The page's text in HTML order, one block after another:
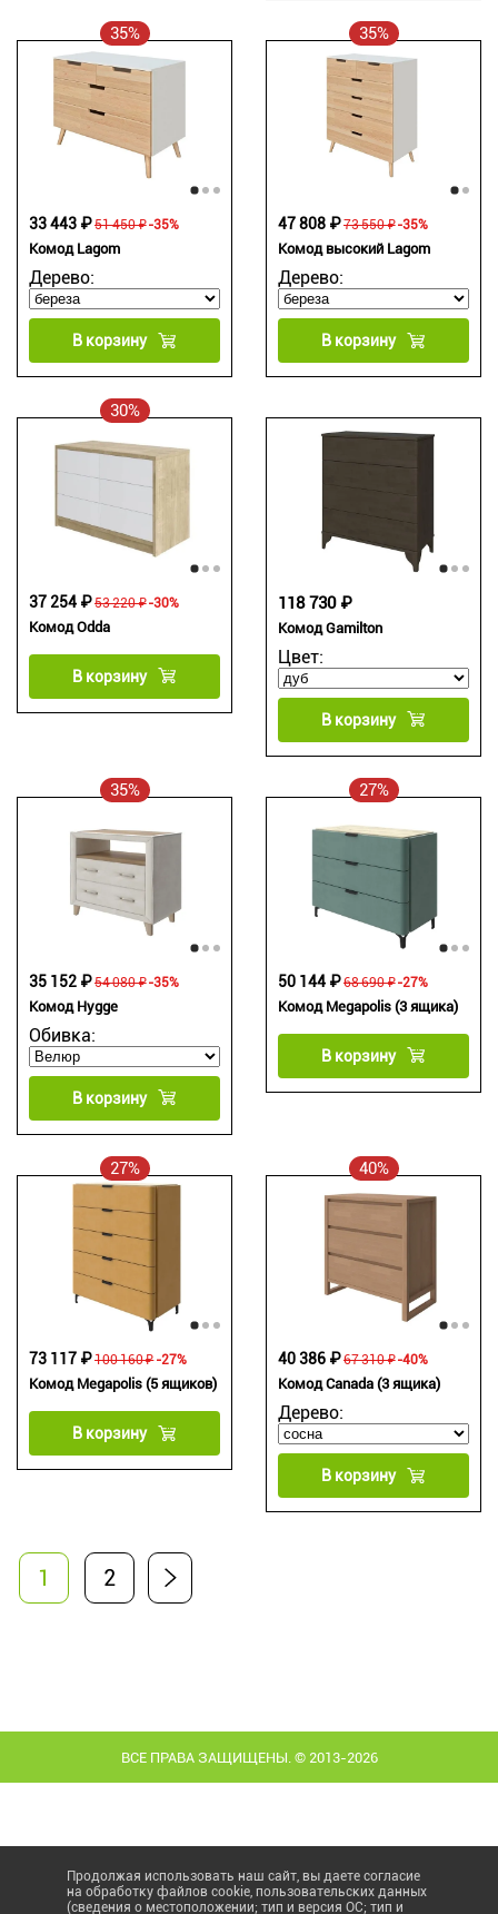
35%
Комод Lagom
Дерево:
51 450 ₽
33 443 ₽ -35%
В корзину
35%
Комод высокий Lagom
Дерево:
73 550 ₽
47 808 ₽ -35%
В корзину
30%
Комод Odda
53 220 ₽
37 254 ₽ -30%
В корзину
Комод Gamilton
Цвет:
118 730 ₽
В корзину
35%
Комод Hygge
Обивка:
54 080 ₽
35 152 ₽ -35%
В корзину
27%
Комод Megapolis (3 ящика)
68 690 ₽
50 144 ₽ -27%
В корзину
27%
Комод Megapolis (5 ящиков)
100 160 ₽
73 117 ₽ -27%
В корзину
40%
Комод Canada (3 ящика)
Дерево:
67 310 ₽
40 386 ₽ -40%
В корзину
1 2
ВСЕ ПРАВА ЗАЩИЩЕНЫ. © 2013-2026
Продолжая использовать наш сайт, вы даете согласие
на обработку файлов cookie, пользовательских данных
(сведения о местоположении; тип и версия ОС; тип и